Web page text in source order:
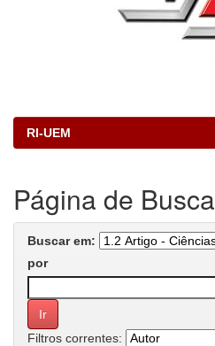
RI-UEM
Página de Busca
Buscar em:
por
Filtros correntes: